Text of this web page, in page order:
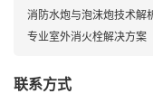
消防水炮与泡沫炮技术解
专业室外消火栓解决方案
联系方式